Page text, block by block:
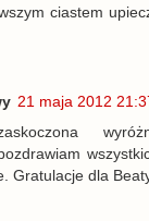
ciastem
21 maja 2012
Gratulacje dla